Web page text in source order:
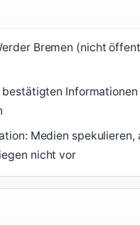
Bremen (nicht
bestätigten Informationen
Medien spekulieren,
nicht vor